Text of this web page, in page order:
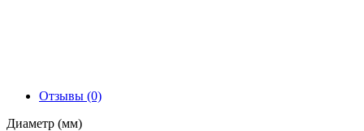
Отзывы (0)
Диаметр (мм)